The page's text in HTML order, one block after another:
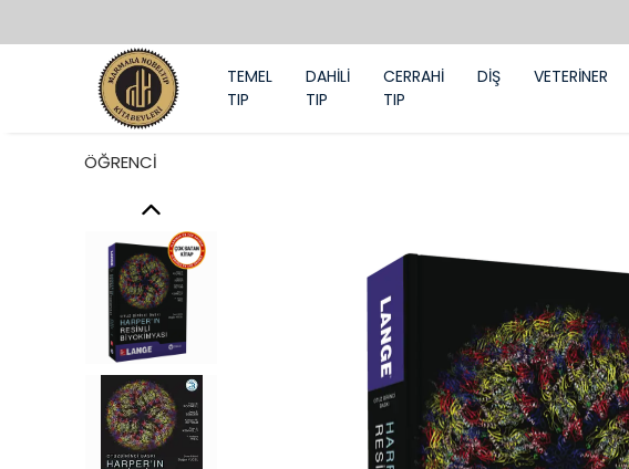
TEMEL
TIP
DAHİLİ
TIP
CERRAHİ
TIP
DİŞ VETERİNER
ÖĞRENCİ